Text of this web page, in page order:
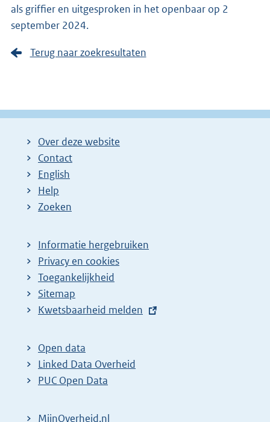
als griffier en uitgesproken in het openbaar op 2
september 2024.
Terug naar zoekresultaten
Over deze website
Contact
English
Help
Zoeken
Informatie hergebruiken
Privacy en cookies
Toegankelijkheid
Sitemap
E
t
e
r
Kwetsbaarheid melden
Open data
Linked Data Overheid
PUC Open Data
MijnOverheid.nl